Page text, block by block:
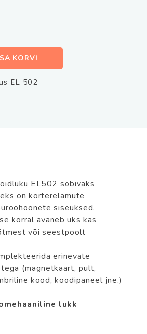
KORVI
EL 502
EL502 sobivaks
on korterelamute
siseuksed.
korral avaneb uks kas
või seestpoolt
erinevate
(magnetkaart, pult,
kood, koodipaneel jne.)
lukk